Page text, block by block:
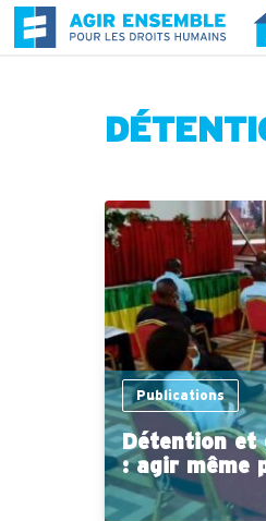
Publications
Détention et
: agir même